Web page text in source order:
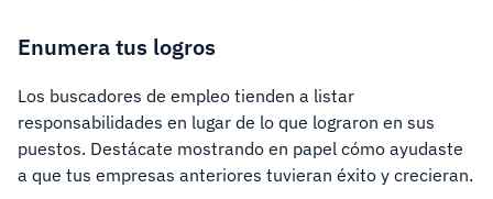
Enumera tus logros
Los buscadores de empleo tienden a listar
responsabilidades en lugar de lo que lograron en sus
puestos. Destácate mostrando en papel cómo ayudaste
a que tus empresas anteriores tuvieran éxito y crecieran.